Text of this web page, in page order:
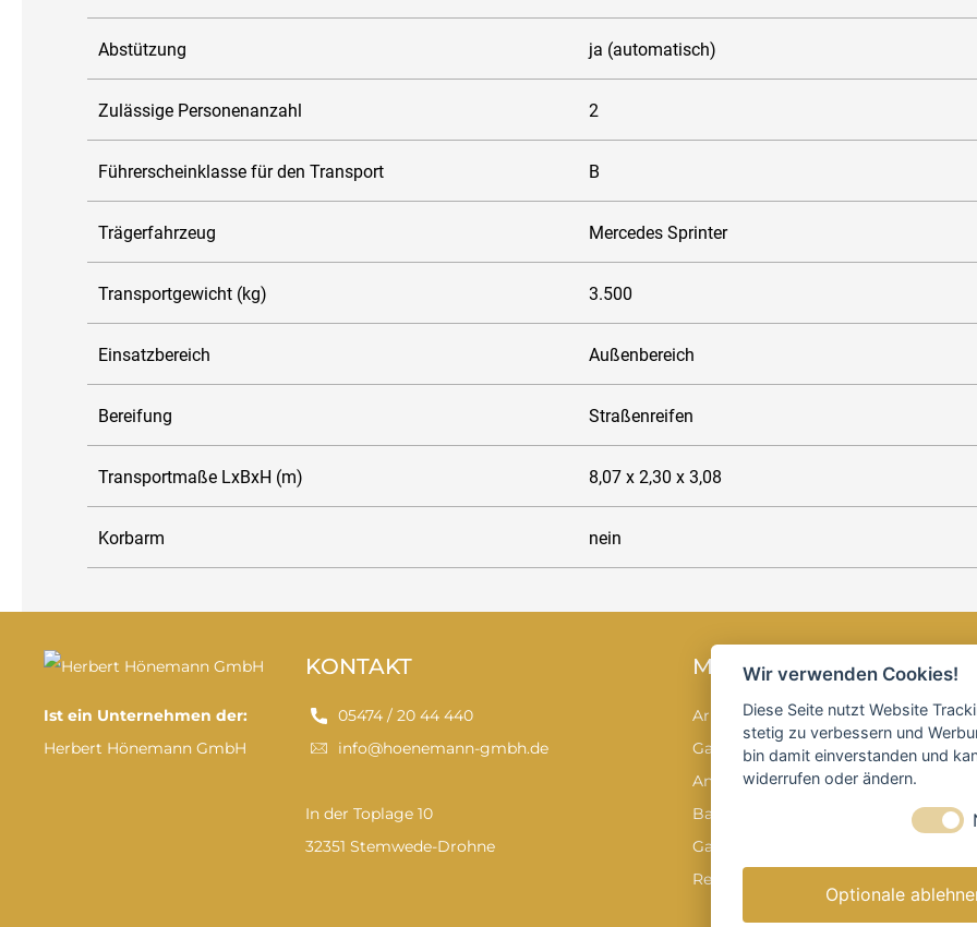
Abstützung ja (automatisch)
Zulässige Personenanzahl 2
Führerscheinklasse für den Transport B
Trägerfahrzeug Mercedes Sprinter
Transportgewicht (kg) 3.500
Einsatzbereich Außenbereich
Bereifung Straßenreifen
Transportmaße LxBxH (m) 8,07 x 2,30 x 3,08
Korbarm nein
Ist ein Unternehmen der:
Herbert Hönemann GmbH
KONTAKT
05474 / 20 44 440
info@hoenemann-gmbh.de
In der Toplage 10
32351 Stemwede-Drohne
MIETEN
Arbeitsbühnen
Gabelstapler
Anhänger & Transport
Baumaschinen & -geräte
Garten & Forstgeräte
Reinigungstechnik
Wir verwenden Cookies!
Diese Seite nutzt Website
stetig zu verbessern und
bin damit einverstanden und
widerrufen oder ändern.
Optionale